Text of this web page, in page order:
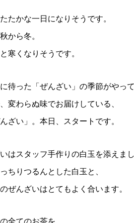
たかな一日になりそうです。
から冬。
寒くなりそうです。
待った「ぜんざい」の季節がやって
変わらぬ味でお届けしている、
ざい」。本日、スタートです。
はスタッフ手作りの白玉を添えまし
ちりつるんとした白玉と、
ぜんざいはとてもよく合います。